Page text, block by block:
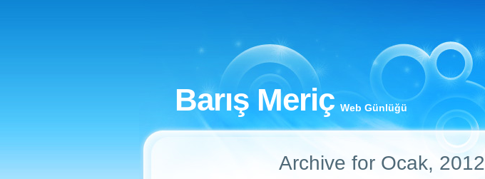
Barış Meriç Web Günlüğü
Archive for Ocak, 2012